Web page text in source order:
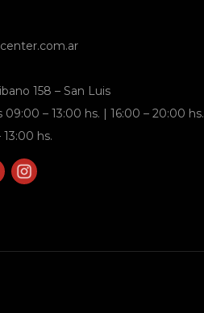
158 – San Luis
09:00 – 13:00 hs. | 16:00 – 20:00 hs.
hs.